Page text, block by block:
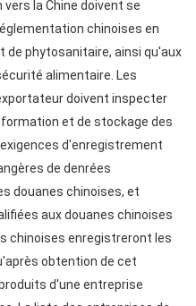
la Chine doivent se
chinoises en
phytosanitaire, ainsi qu'aux
alimentaire. Les
doivent inspecter
et de stockage des
d'enregistrement
de denrées
douanes chinoises, et
aux douanes chinoises
chinoises enregistreront les
obtention de cet
d'une entreprise